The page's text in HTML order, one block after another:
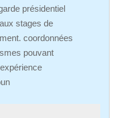
présidentiel
stages de
coordonnées
pouvant